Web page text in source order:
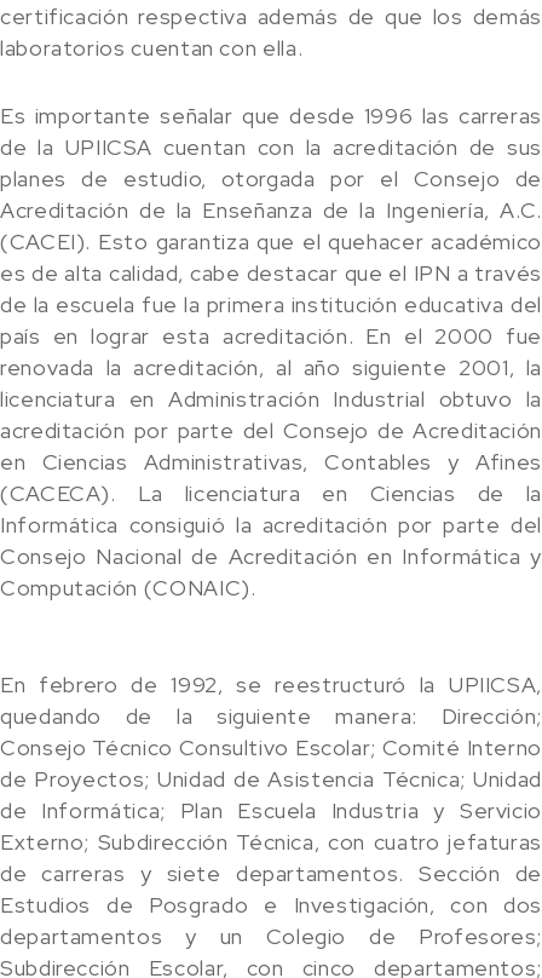
certificación respectiva además de que los demás
laboratorios cuentan con ella.
Es importante señalar que desde 1996 las carreras
de la UPIICSA cuentan con la acreditación de sus
planes de estudio, otorgada por el Consejo de
Acreditación de la Enseñanza de la Ingeniería, A.C.
(CACEI). Esto garantiza que el quehacer académico
es de alta calidad, cabe destacar que el IPN a través
de la escuela fue la primera institución educativa del
país en lograr esta acreditación. En el 2000 fue
renovada la acreditación, al año siguiente 2001, la
licenciatura en Administración Industrial obtuvo la
acreditación por parte del Consejo de Acreditación
en Ciencias Administrativas, Contables y Afines
(CACECA). La licenciatura en Ciencias de la
Informática consiguió la acreditación por parte del
Consejo Nacional de Acreditación en Informática y
Computación (CONAIC).
En febrero de 1992, se reestructuró la UPIICSA,
quedando de la siguiente manera: Dirección;
Consejo Técnico Consultivo Escolar; Comité Interno
de Proyectos; Unidad de Asistencia Técnica; Unidad
de Informática; Plan Escuela Industria y Servicio
Externo; Subdirección Técnica, con cuatro jefaturas
de carreras y siete departamentos. Sección de
Estudios de Posgrado e Investigación, con dos
departamentos y un Colegio de Profesores;
Subdirección Escolar, con cinco departamentos;